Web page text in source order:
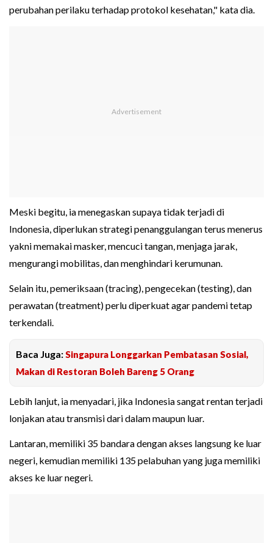
perubahan perilaku terhadap protokol kesehatan," kata dia.
Meski begitu, ia menegaskan supaya tidak terjadi di
Indonesia, diperlukan strategi penanggulangan terus menerus
yakni memakai masker, mencuci tangan, menjaga jarak,
mengurangi mobilitas, dan menghindari kerumunan.
Selain itu, pemeriksaan (tracing), pengecekan (testing), dan
perawatan (treatment) perlu diperkuat agar pandemi tetap
terkendali.
Baca Juga:Singapura Longgarkan Pembatasan Sosial,
Makan di Restoran Boleh Bareng 5 Orang
Lebih lanjut, ia menyadari, jika Indonesia sangat rentan terjadi
lonjakan atau transmisi dari dalam maupun luar.
Lantaran, memiliki 35 bandara dengan akses langsung ke luar
negeri, kemudian memiliki 135 pelabuhan yang juga memiliki
akses ke luar negeri.